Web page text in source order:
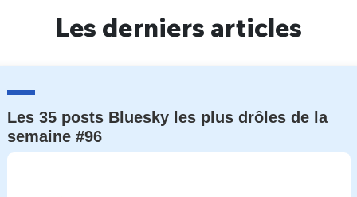
Les derniers articles
Les 35 posts Bluesky les plus drôles de la
semaine #96